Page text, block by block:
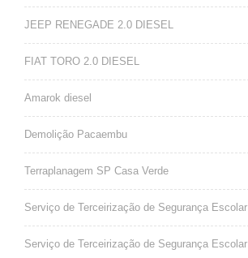
JEEP RENEGADE 2.0 DIESEL
FIAT TORO 2.0 DIESEL
Amarok diesel
Demolição Pacaembu
Terraplanagem SP Casa Verde
Serviço de Terceirização de Segurança Escolar
Serviço de Terceirização de Segurança Escolar